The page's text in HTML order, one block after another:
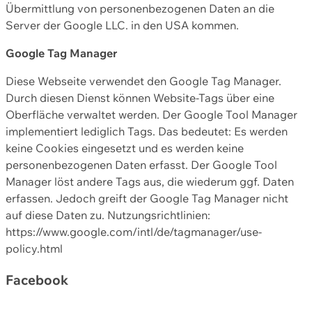
Übermittlung von personenbezogenen Daten an die
Server der Google LLC. in den USA kommen.
Google Tag Manager
Diese Webseite verwendet den Google Tag Manager.
Durch diesen Dienst können Website-Tags über eine
Oberfläche verwaltet werden. Der Google Tool Manager
implementiert lediglich Tags. Das bedeutet: Es werden
keine Cookies eingesetzt und es werden keine
personenbezogenen Daten erfasst. Der Google Tool
Manager löst andere Tags aus, die wiederum ggf. Daten
erfassen. Jedoch greift der Google Tag Manager nicht
auf diese Daten zu. Nutzungsrichtlinien:
https://www.google.com/intl/de/tagmanager/use-
policy.html
Facebook